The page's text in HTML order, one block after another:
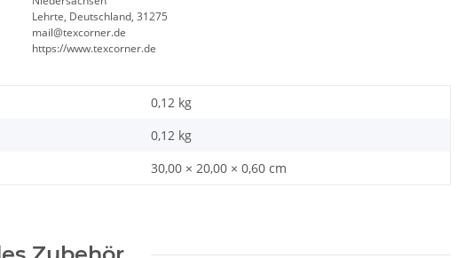
Lehrte, Deutschland, 31275
mail@texcorner.de
https://www.texcorner.de
0,12 kg
0,12 kg
30,00 × 20,00 × 0,60 cm